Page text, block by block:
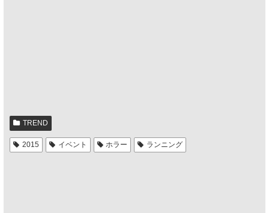
TREND
2015 イベント ホラー ランニング